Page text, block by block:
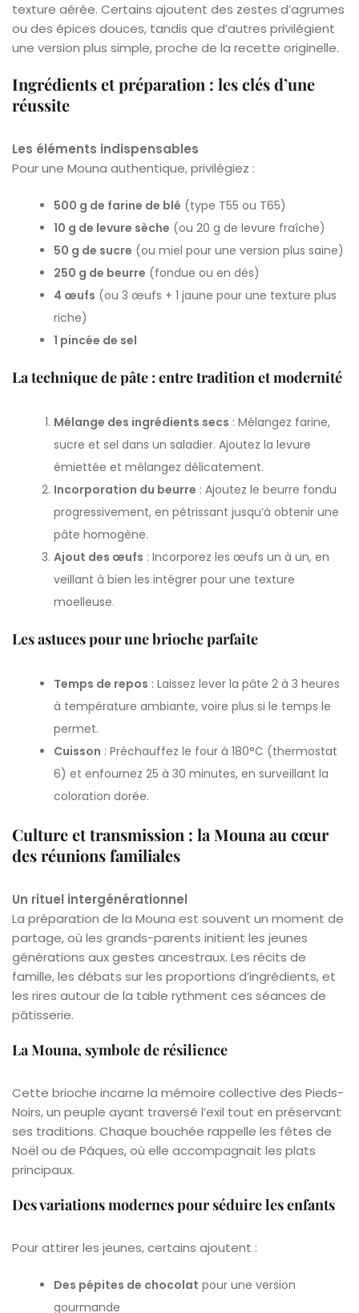
texture aérée. Certains ajoutent des zestes d’agrumes
ou des épices douces, tandis que d’autres privilégient
une version plus simple, proche de la recette originelle.
Ingrédients et préparation : les clés d’une
réussite
Les éléments indispensables
Pour une Mouna authentique, privilégiez :
500 g de farine de blé (type T55 ou T65)
10 g de levure sèche (ou 20 g de levure fraîche)
50 g de sucre (ou miel pour une version plus saine)
250 g de beurre (fondue ou en dés)
4 œufs (ou 3 œufs + 1 jaune pour une texture plus
riche)
1 pincée de sel
La technique de pâte : entre tradition et modernité
Mélange des ingrédients secs : Mélangez farine,
sucre et sel dans un saladier. Ajoutez la levure
émiettée et mélangez délicatement.
Incorporation du beurre : Ajoutez le beurre fondu
progressivement, en pétrissant jusqu’à obtenir une
pâte homogène.
Ajout des œufs : Incorporez les œufs un à un, en
veillant à bien les intégrer pour une texture
moelleuse.
Les astuces pour une brioche parfaite
Temps de repos : Laissez lever la pâte 2 à 3 heures
à température ambiante, voire plus si le temps le
permet.
Cuisson : Préchauffez le four à 180°C (thermostat
6) et enfournez 25 à 30 minutes, en surveillant la
coloration dorée.
Culture et transmission : la Mouna au cœur
des réunions familiales
Un rituel intergénérationnel
La préparation de la Mouna est souvent un moment de
partage, où les grands-parents initient les jeunes
générations aux gestes ancestraux. Les récits de
famille, les débats sur les proportions d’ingrédients, et
les rires autour de la table rythment ces séances de
pâtisserie.
La Mouna, symbole de résilience
Cette brioche incarne la mémoire collective des Pieds-
Noirs, un peuple ayant traversé l’exil tout en préservant
ses traditions. Chaque bouchée rappelle les fêtes de
Noël ou de Pâques, où elle accompagnait les plats
principaux.
Des variations modernes pour séduire les enfants
Pour attirer les jeunes, certains ajoutent :
Des pépites de chocolat pour une version
gourmande